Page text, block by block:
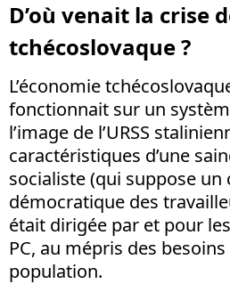
D’où venait la crise
tchécoslovaque ?
L’économie
fonctionnait sur un
l’image de l’URSS
caractéristiques d’une
socialiste (qui suppose un
démocratique des
était dirigée par et pour
PC, au mépris des
population.